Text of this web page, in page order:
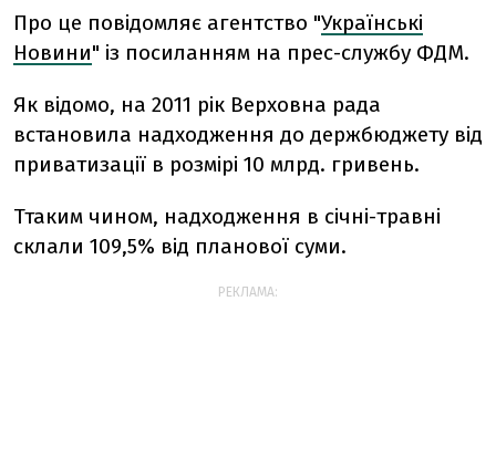
Про це повідомляє агентство "Українські
Новини" із посиланням на прес-службу ФДМ.
Як відомо, на 2011 рік Верховна рада
встановила надходження до держбюджету від
приватизації в розмірі 10 млрд. гривень.
Ттаким чином, надходження в січні-травні
склали 109,5% від планової суми.
РЕКЛАМА: